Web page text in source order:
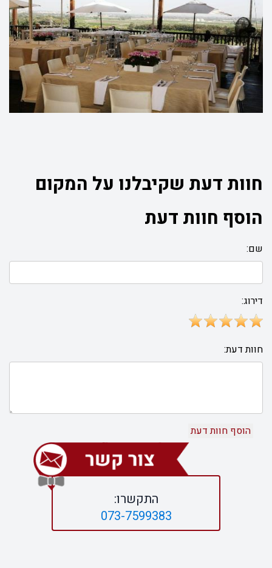
במתחם מגוון נרחב של פתרונות אירוח המותאמים באופן אישי לאופי
האירוע ולמספר המשתתפים. לרשותכם, צוותי הפקה מיומנים ומנוסים
האחראיים על כל הפרטים הקטנים המרכיבים את האירוע, לרבות,
סידורי ישיבה, עיצוב פרחים והתאמת שירותי הקייטרינג.בנוסף, תוכלו
ליהנות מאמצעי הפקה מתקדמים ומשוכללים הכוללים בין היתר כדורי
תאורה יוקרתיים, תאורת גן רומנטית, מקרנים ומסכי ענק.
חוות דעת שקיבלנו על המקום
הוסף חוות דעת
שם:
דירוג:
חוות דעת:
התקשרו:
073-7599383